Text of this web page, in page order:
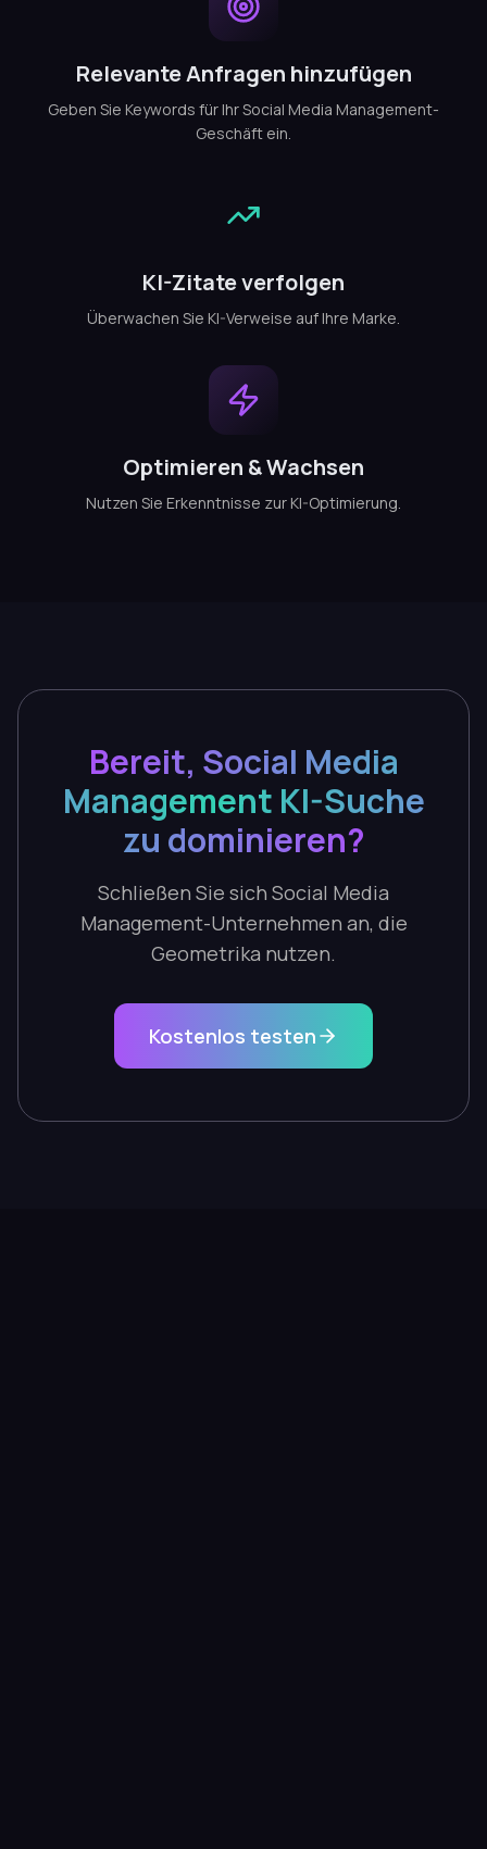
Relevante Anfragen hinzufügen
Geben Sie Keywords für Ihr Social Media Management-
Geschäft ein.
KI-Zitate verfolgen
Überwachen Sie KI-Verweise auf Ihre Marke.
Optimieren & Wachsen
Nutzen Sie Erkenntnisse zur KI-Optimierung.
Bereit, Social Media
Management KI-Suche
zu dominieren?
Schließen Sie sich Social Media
Management-Unternehmen an, die
Geometrika nutzen.
Kostenlos testen